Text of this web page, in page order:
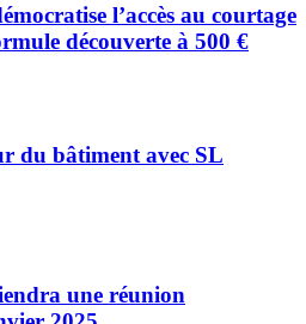
l’accès au courtage
découverte à 500 €
du bâtiment avec SL
une réunion